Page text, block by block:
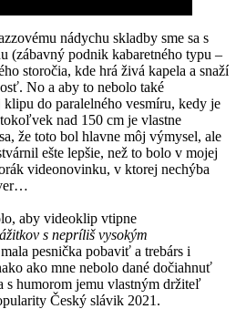
nádychu skladby sme sa s
(zábavný podnik kabaretného typu –
storočia, kde hrá živá kapela a snaží
No a aby to nebolo také
do paralelného vesmíru, kedy je
nad 150 cm je vlastne
že toto bol hlavne môj výmysel, ale
ešte lepšie, než to bolo v mojej
videonovinku, v ktorej nechýba
aby videoklip vtipne
s nepríliš vysokým
pesnička pobaviť a trebárs i
ako mne nebolo dané dočiahnuť
s humorom jemu vlastným držiteľ
Český slávik 2021.